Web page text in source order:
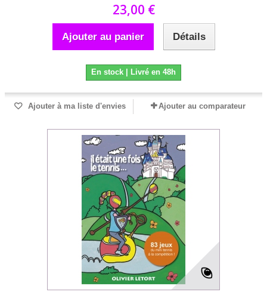
23,00 €
Ajouter au panier Détails
En stock | Livré en 48h
Ajouter à ma liste d'envies Ajouter au comparateur